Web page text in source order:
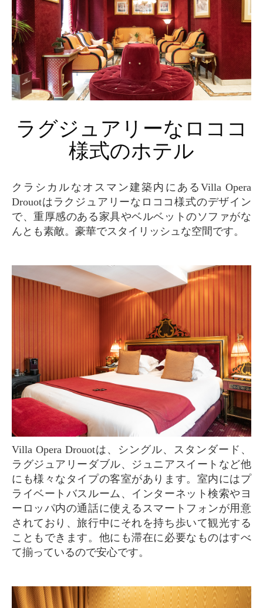
ラグジュアリーなロココ
様式のホテル
クラシカルなオスマン建築内にあるVilla Opera
Drouotはラクジュアリーなロココ様式のデザイン
で、重厚感のある家具やベルベットのソファがな
んとも素敵。豪華でスタイリッシュな空間です。
Villa Opera Drouotは、シングル、スタンダード、
ラグジュアリーダブル、ジュニアスイートなど他
にも様々なタイプの客室があります。室内にはプ
ライベートバスルーム、インターネット検索やヨ
ーロッパ内の通話に使えるスマートフォンが用意
されており、旅行中にそれを持ち歩いて観光する
こともできます。他にも滞在に必要なものはすべ
て揃っているので安心です。